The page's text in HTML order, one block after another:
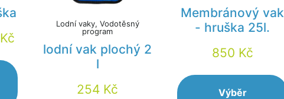
Kč
Lodní vaky, Vodotěsný
program
lodní vak plochý 2
l
254 Kč
Membránový vak
- hruška 25l.
850 Kč
Výběr